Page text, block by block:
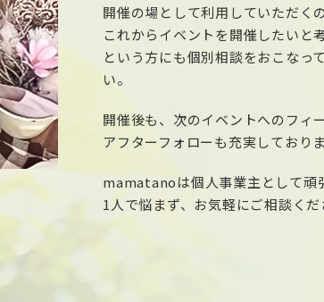
開催の場として利用していただく
これからイベントを開催したいと
という方にも個別相談をおこなっ
い。
開催後も、次のイベントへのフィ
アフターフォローも充実しておりま
mamatanoは個人事業主として頑
1人で悩まず、お気軽にご相談くだ